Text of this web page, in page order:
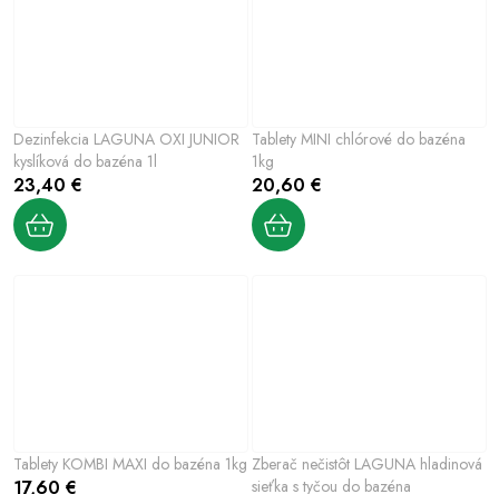
Dezinfekcia LAGUNA OXI JUNIOR
kyslíková do bazéna 1l
23,40 €
Tablety MINI chlórové do bazéna
1kg
20,60 €
Tablety KOMBI MAXI do bazéna 1kg
17,60 €
Zberač nečistôt LAGUNA hladinová
sieťka s tyčou do bazéna